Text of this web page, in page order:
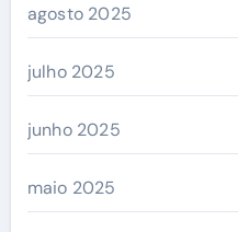
agosto 2025
julho 2025
junho 2025
maio 2025